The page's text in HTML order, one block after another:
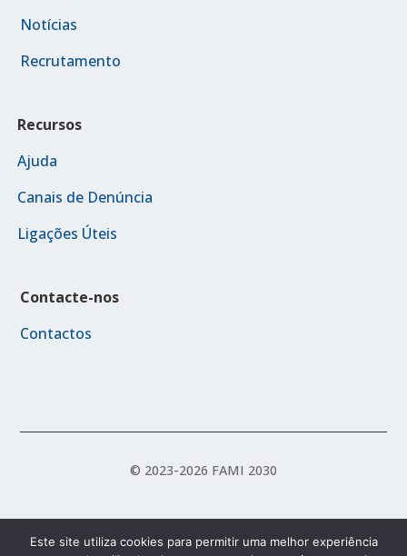
Notícias
Recrutamento
Recursos
Ajuda
Canais de Denúncia
Ligações Úteis
Contacte-nos
Contactos
© 2023-2026 FAMI 2030
Política de Acessibilidade
Política de Privacidade
Este site utiliza cookies para permitir uma melhor experiência